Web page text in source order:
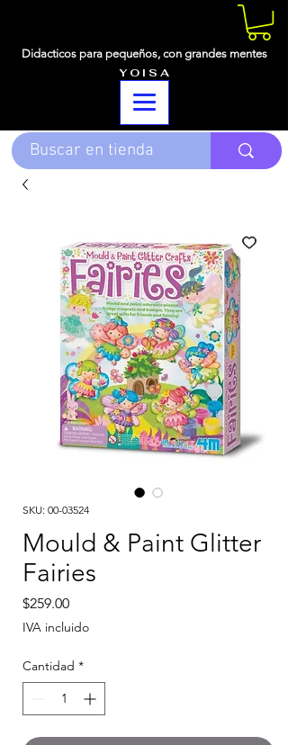
Didacticos para pequeños, con grandes mentes
Y O I S A
SKU: 00-03524
Mould & Paint Glitter
Fairies
$259.00Precio
IVA incluido
Cantidad *